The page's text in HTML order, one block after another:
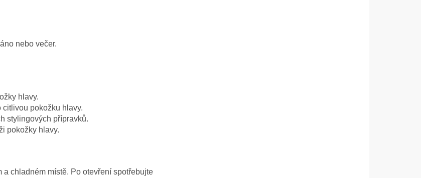
nebo večer.
hlavy.
citlivou pokožku hlavy.
stylingových přípravků.
pokožky hlavy.
chladném místě. Po otevření spotřebujte